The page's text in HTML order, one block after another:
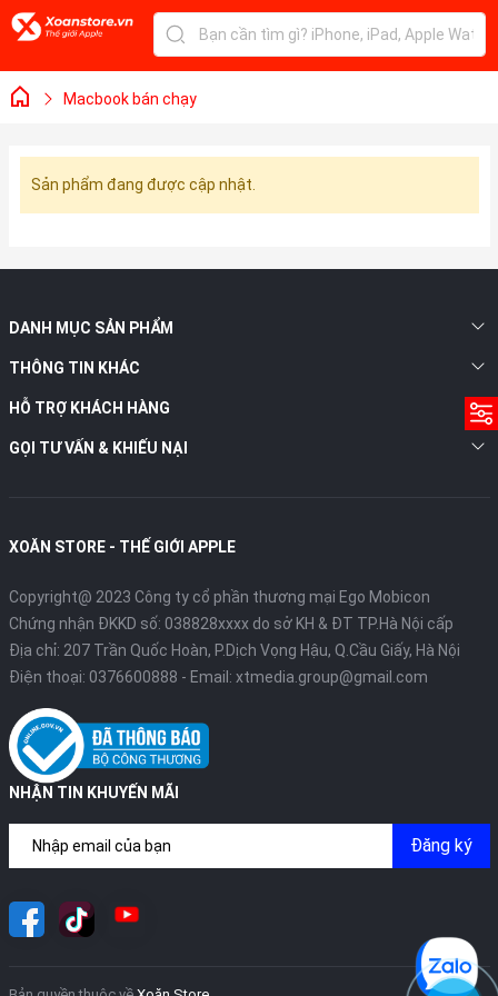
Macbook bán chạy
Sản phẩm đang được cập nhật.
DANH MỤC SẢN PHẨM
THÔNG TIN KHÁC
HỖ TRỢ KHÁCH HÀNG
GỌI TƯ VẤN & KHIẾU NẠI
XOĂN STORE - THẾ GIỚI APPLE
Copyright@ 2023 Công ty cổ phần thương mại Ego Mobicon
Chứng nhận ĐKKD số: 038828xxxx do sở KH & ĐT TP.Hà Nội cấp
Địa chỉ: 207 Trần Quốc Hoàn, P.Dịch Vọng Hậu, Q.Cầu Giấy, Hà Nội
Điện thoại: 0376600888 - Email: xtmedia.group@gmail.com
NHẬN TIN KHUYẾN MÃI
Đăng ký